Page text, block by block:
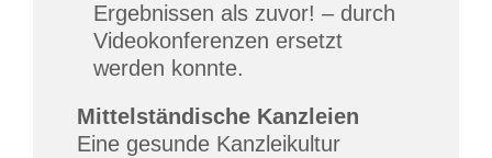
Ergebnissen als zuvor! – durch
Videokonferenzen ersetzt
werden konnte.
Mittelständische Kanzleien
Eine gesunde Kanzleikultur